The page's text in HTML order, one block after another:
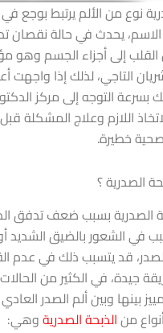
نوع من الألم يرتبط بوجع
يحدث في حالة نقصان
إلى أجزاء الجسم وهو
التاجي، لذلك إذا واجهت
بسرعة التوجه إلى مركز
اللازم وعلاج المشكلة
خطيرة.
الصدرية ؟
الصدرية بسبب ضعف تدفق
في الشعور بالضيق الشديد أو
قد يتسبب ذلك في عدم
جيدة، في الكثير من
بينها وبين ألم الصدر
منالذبحة الصدريةوهي: